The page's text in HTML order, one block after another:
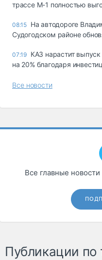
трассе М-1 полностью
08:15 На автодороге
Судогодском районе
07:19 КАЗ нарастит
на 20% благодаря
Все новости
Все главные
Публикации по